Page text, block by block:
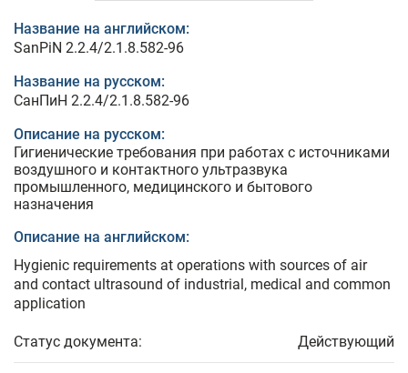
Название на английском:
SanPiN 2.2.4/2.1.8.582-96
Название на русском:
СанПиН 2.2.4/2.1.8.582-96
Описание на русском:
Гигиенические требования при работах с источниками
воздушного и контактного ультразвука
промышленного, медицинского и бытового
назначения
Описание на английском:
Hygienic requirements at operations with sources of air
and contact ultrasound of industrial, medical and common
application
Статус документа: Действующий